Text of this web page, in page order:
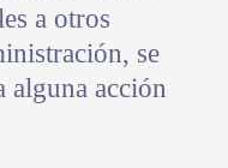
a otros
se
alguna acción